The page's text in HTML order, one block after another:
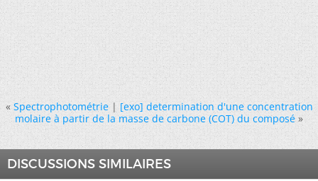
« Spectrophotométrie|[exo] determination d'une concentration
molaire à partir de la masse de carbone (COT) du composé »
DISCUSSIONS SIMILAIRES